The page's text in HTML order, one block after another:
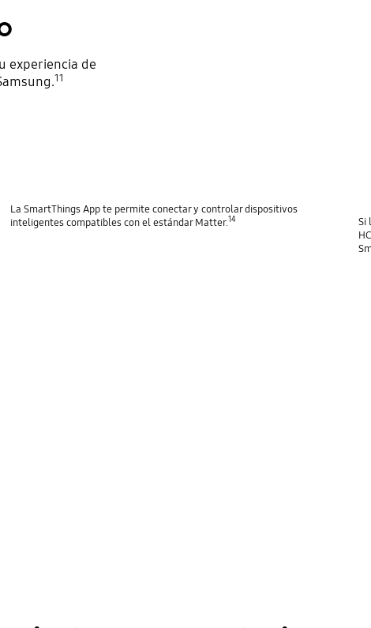
experiencia de
11
La SmartThings App te permite conectar y controlar dispositivos
inteligentes compatibles con el estándar Matter.14
Si